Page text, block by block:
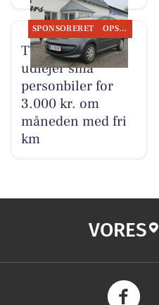
SPONSORERET OPSLAGSTAVLEN
TT CARS ApS
udlejer små
personbiler for
3.000 kr. om
måneden med fri
km
VORES